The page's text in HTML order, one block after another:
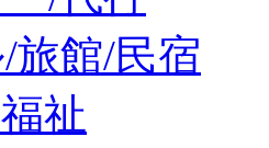
旅館/民宿
祉